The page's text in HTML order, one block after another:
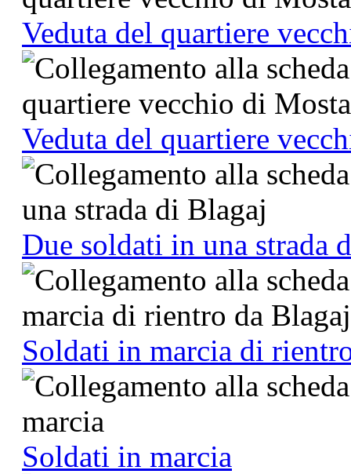
Veduta del quartiere
Veduta del quartiere
Due soldati in una strada
Soldati in marcia di
Soldati in marcia